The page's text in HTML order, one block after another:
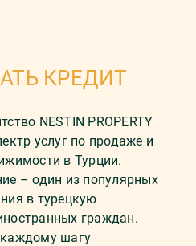
КРЕДИТ
NESTIN PROPERTY
услуг по продаже и
в Турции.
– один из популярных
в турецкую
граждан.
шагу